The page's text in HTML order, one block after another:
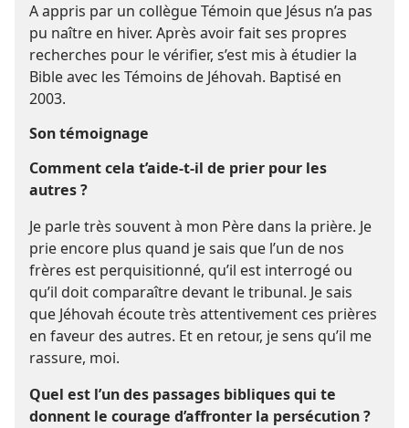
A appris par un collègue Témoin que Jésus n’a pas
pu naître en hiver. Après avoir fait ses propres
recherches pour le vérifier, s’est mis à étudier la
Bible avec les Témoins de Jéhovah. Baptisé en
2003.
Son témoignage
Comment cela t’aide-​t-​il de prier pour les
autres ?
Je parle très souvent à mon Père dans la prière. Je
prie encore plus quand je sais que l’un de nos
frères est perquisitionné, qu’il est interrogé ou
qu’il doit comparaître devant le tribunal. Je sais
que Jéhovah écoute très attentivement ces prières
en faveur des autres. Et en retour, je sens qu’il me
rassure, moi.
Quel est l’un des passages bibliques qui te
donnent le courage d’affronter la persécution ?